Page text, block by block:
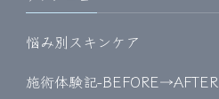
悩み別スキンケア
施術体験記-BEFORE→AFTER